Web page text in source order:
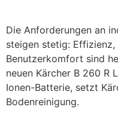
Die Anforderungen an
steigen stetig:
Benutzerkomfort sind
neuen Kärcher B 260 R
Ionen-Batterie, setzt
Bodenreinigung.